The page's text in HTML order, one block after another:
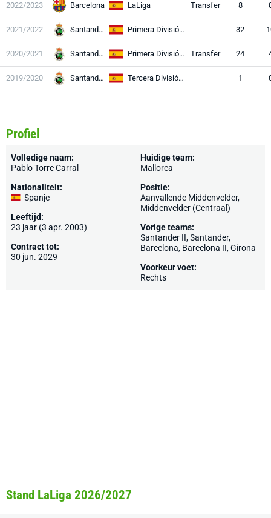
2022/2023 Barcelona LaLiga Transfer 8
2021/2022 Santander Primera División RFEF 32
2020/2021 Santander Primera División RFEF Transfer 24
2019/2020 Santander II Tercera División RFEF 1
Profiel
Volledige naam:
Pablo Torre Carral
Nationaliteit:
Spanje
Leeftijd:
23 jaar (3 apr. 2003)
Contract tot:
30 jun. 2029
Huidige team:
Mallorca
Positie:
Aanvallende Middenvelder,
Middenvelder (Centraal)
Vorige teams:
Santander II,Santander,
Barcelona, Barcelona II,Girona
Voorkeur voet:
Rechts
Stand LaLiga 2026/2027